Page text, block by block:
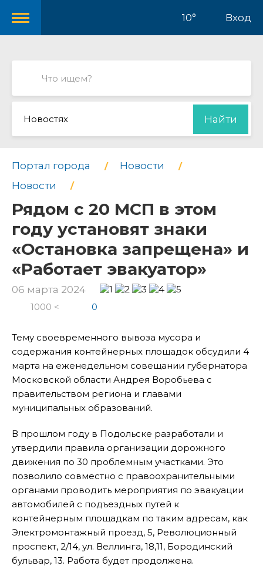
10° Вход
Новостях Найти
Портал города
Новости
Новости
Рядом с 20 МСП в этом
году установят знаки
«Остановка запрещена» и
«Работает эвакуатор»
06 марта 2024
1000 < 0
Тему своевременного вывоза мусора и
содержания контейнерных площадок обсудили 4
марта на еженедельном совещании губернатора
Московской области Андрея Воробьева с
правительством региона и главами
муниципальных образований.
В прошлом году в Подольске разработали и
утвердили правила организации дорожного
движения по 30 проблемным участками. Это
позволило совместно с правоохранительными
органами проводить мероприятия по эвакуации
автомобилей с подъездных путей к
контейнерным площадкам по таким адресам, как
Электромонтажный проезд, 5, Революционный
проспект, 2/14, ул. Веллинга, 18,11, Бородинский
бульвар, 13. Работа будет продолжена.